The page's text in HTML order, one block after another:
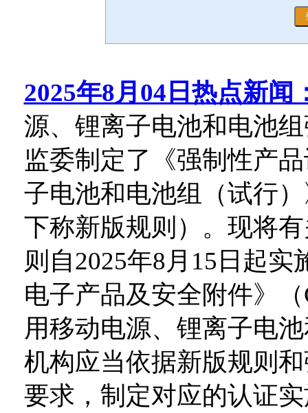
2025年8月04日热点新闻
源、锂离子电池和电池
监委制定了《强制性产
子电池和电池组（试行
下称新版规则）。现将
则自2025年8月15日起
电子产品及安全附件》
用移动电源、锂离子电
机构应当依据新版规则
要求，制定对应的认证